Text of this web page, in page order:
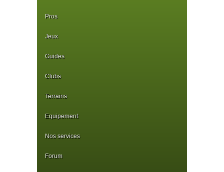
Pros
Jeux
Guides
Clubs
Terrains
Equipement
Nos services
Forum